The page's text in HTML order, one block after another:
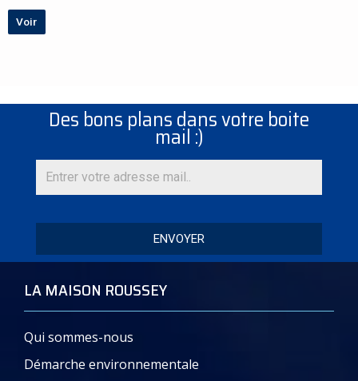
Voir
Des bons plans dans votre boite
mail :)
ENVOYER
LA MAISON ROUSSEY
Qui sommes-nous
Démarche environnementale